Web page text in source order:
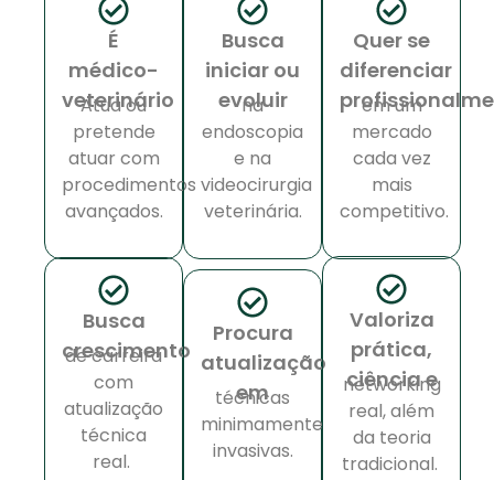
É
médico-
veterinário
Atua ou
pretende
atuar com
procedimentos
avançados.
Busca
iniciar ou
evoluir
na
endoscopia
e na
videocirurgia
veterinária.
Quer se
diferenciar
em um
mercado
cada vez
mais
competitivo.
Busca
crescimento
de carreira
com
atualização
técnica
real.
Procura
atualização
em
técnicas
minimamente
invasivas.
Valoriza
prática,
ciência e
networking
real, além
da teoria
tradicional.